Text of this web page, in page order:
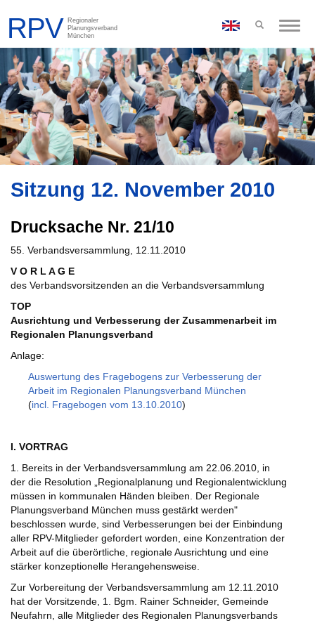
Toggle
Sitzung 12. November 2010
Drucksache Nr. 21/10
55. Verbandsversammlung, 12.11.2010
V O R L A G E
des Verbandsvorsitzenden an die Verbandsversammlung
TOP
Ausrichtung und Verbesserung der Zusammenarbeit im
Regionalen Planungsverband
Anlage:
Auswertung des Fragebogens zur Verbesserung der
Arbeit im Regionalen Planungsverband München
(incl. Fragebogen vom 13.10.2010)
I. VORTRAG
1. Bereits in der Verbandsversammlung am 22.06.2010, in
der die Resolution „Regionalplanung und Regionalentwicklung
müssen in kommunalen Händen bleiben. Der Regionale
Planungsverband München muss gestärkt werden"
beschlossen wurde, sind Verbesserungen bei der Einbindung
aller RPV-Mitglieder gefordert worden, eine Konzentration der
Arbeit auf die überörtliche, regionale Ausrichtung und eine
stärker konzeptionelle Herangehensweise.
Zur Vorbereitung der Verbandsversammlung am 12.11.2010
hat der Vorsitzende, 1. Bgm. Rainer Schneider, Gemeinde
Neufahrn, alle Mitglieder des Regionalen Planungsverbands